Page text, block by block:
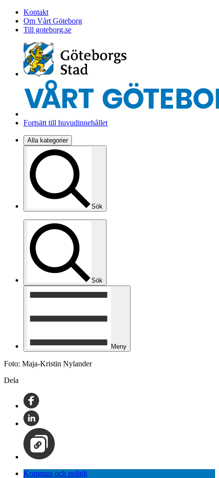
Kontakt
Om Vårt Göteborg
Till goteborg.se
Fortsätt till huvudinnehållet
Alla kategorier
Sök
Sök
Meny
Foto: Maja-Kristin Nylander
Dela
Kommun och politik